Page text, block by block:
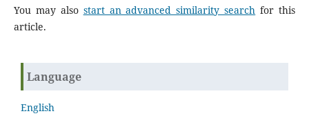
You may also start an advanced similarity search for this
article.
Language
English